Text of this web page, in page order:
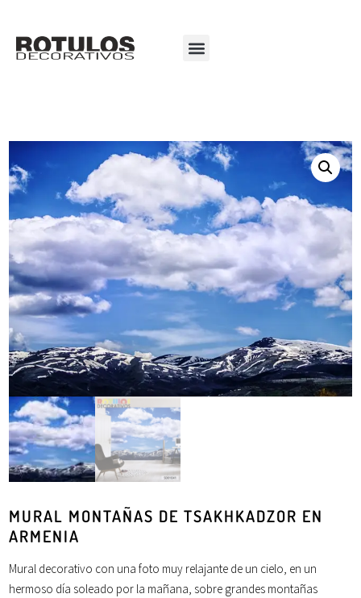
MURAL MONTAÑAS DE TSAKHKADZOR EN
ARMENIA
Mural decorativo con unafoto muy relajante de un cielo, en un
hermoso día soleado por la mañana, sobre grandes montañas